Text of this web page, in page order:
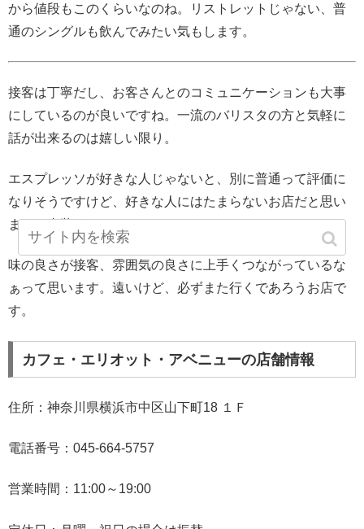
から値段もこのくらいなのね。リストレットじゃない、普
通のシングルも飲んでみたい気もします。
接客は丁寧だし、お客さんとのコミュニケーションも大事
にしているのが良いですね。一流のバリスタの方と気軽に
話が出来るのは嬉しい限り。
エスプレッソが好きな人じゃないと、別に普通って評価に
なりそうですけど、好きな人にはたまらないお店だと思い
ます（内装がそこまでおしゃれじゃないから）。
味の良さが接客、雰囲気の良さに上手くつながっているな
ぁって思います。遠いけど、必ずまた行くであろうお店で
す。
カフェ・エリオット・アベニューの店舗情報
住所：神奈川県横浜市中区山下町18 １Ｆ
電話番号：045-664-5757
営業時間：11:00～19:00